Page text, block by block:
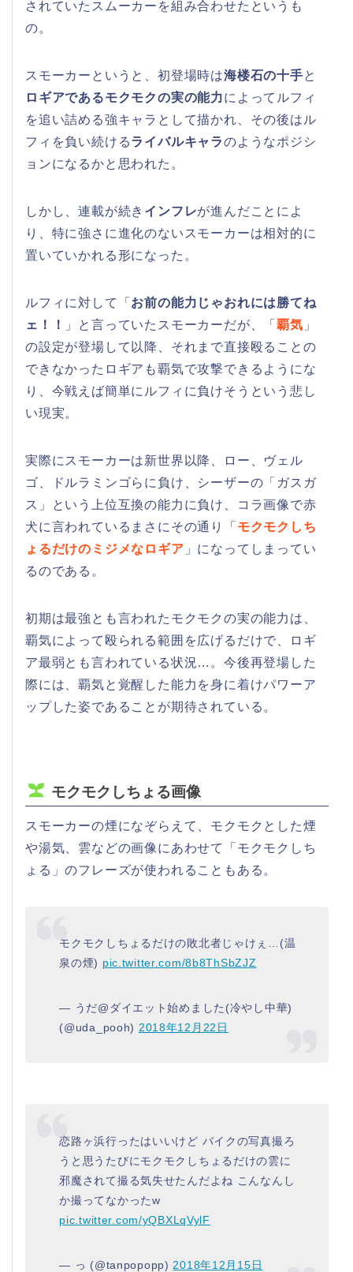
されていたスムーカーを組み合わせたというも
の。
スモーカーというと、初登場時は海楼石の十手と
ロギアであるモクモクの実の能力によってルフィ
を追い詰める強キャラとして描かれ、その後はル
フィを負い続けるライバルキャラのようなポジシ
ョンになるかと思われた。
しかし、連載が続き インフレが進んだことによ
り、特に強さに進化のないスモーカーは相対的に
置いていかれる形になった。
ルフィに対して「 お前の能力じゃおれには勝てね
ェ！！
」と言っていたスモーカーだが、「覇気 」
の設定が登場して以降、それまで直接殴ることの
できなかったロギアも覇気で攻撃できるようにな
り、今戦えば簡単にルフィに負けそうという悲し
い現実。
実際にスモーカーは新世界以降、ロー、ヴェル
ゴ、ドルラミンゴらに負け、シーザーの「ガスガ
ス」という上位互換の能力に負け、コラ画像で赤
犬に言われているまさにその通り「 モクモクしち
ょるだけのミジメなロギア 」になってしまってい
るのである。
初期は最強とも言われたモクモクの実の能力は、
覇気によって殴られる範囲を広げるだけで、ロギ
ア最弱とも言われている状況…。今後再登場した
際には、覇気と覚醒した能力を身に着けパワーア
ップした姿であることが期待されている。
モクモクしちょる画像
スモーカーの煙になぞらえて、モクモクとした煙
や湯気、雲などの画像にあわせて「モクモクしち
ょる」のフレーズが使われることもある。
モクモクしちょるだけの敗北者じゃけぇ…(温
泉の煙) pic.twitter.com/8b8ThSbZJZ
— うだ@ダイエット始めました(冷やし中華)
(@uda_pooh) 2018年12月22日
恋路ヶ浜行ったはいいけど バイクの写真撮ろ
うと思うたびにモクモクしちょるだけの雲に
邪魔されて撮る気失せたんだよね こんなんし
か撮ってなかったw
pic.twitter.com/yQBXLqVylF
— っ (@tanpopopp) 2018年12月15日